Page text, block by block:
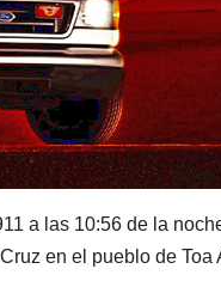
a las 10:56 de la
en el pueblo de Toa